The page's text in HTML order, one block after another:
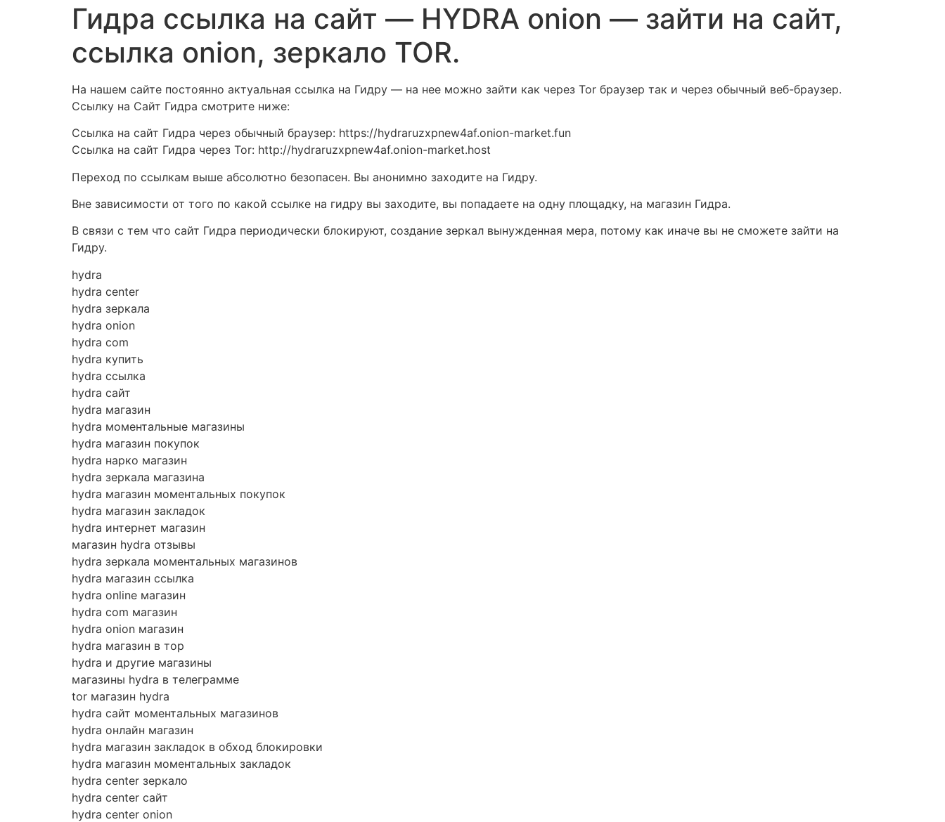
Гидра ссылка на сайт — HYDRA onion — зайти на сайт,
ссылка onion, зеркало TOR.
На нашем сайте постоянно актуальная ссылка на Гидру — на нее можно зайти как через Tor браузер так и через обычный веб-браузер.
Ссылку на Сайт Гидра смотрите ниже:
Ссылка на сайт Гидра через обычный браузер: https://hydraruzxpnew4af.onion-market.fun
Ссылка на сайт Гидра через Tor: http://hydraruzxpnew4af.onion-market.host
Переход по ссылкам выше абсолютно безопасен. Вы анонимно заходите на Гидру.
Вне зависимости от того по какой ссылке на гидру вы заходите, вы попадаете на одну площадку, на магазин Гидра.
В связи с тем что сайт Гидра периодически блокируют, создание зеркал вынужденная мера, потому как иначе вы не сможете зайти на
Гидру.
hydra
hydra center
hydra зеркала
hydra onion
hydra com
hydra купить
hydra ссылка
hydra сайт
hydra магазин
hydra моментальные магазины
hydra магазин покупок
hydra нарко магазин
hydra зеркала магазина
hydra магазин моментальных покупок
hydra магазин закладок
hydra интернет магазин
магазин hydra отзывы
hydra зеркала моментальных магазинов
hydra магазин ссылка
hydra online магазин
hydra com магазин
hydra onion магазин
hydra магазин в тор
hydra и другие магазины
магазины hydra в телеграмме
tor магазин hydra
hydra сайт моментальных магазинов
hydra онлайн магазин
hydra магазин закладок в обход блокировки
hydra магазин моментальных закладок
hydra center зеркало
hydra center сайт
hydra center onion